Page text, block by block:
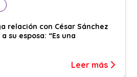
relación con César Sánchez
su esposa: “Es una
Leer más